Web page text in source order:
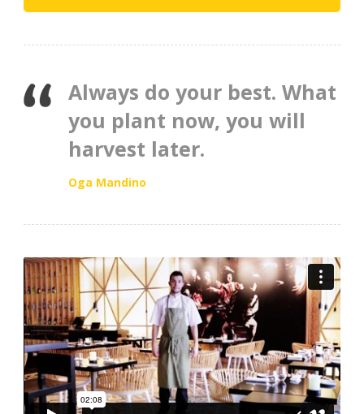
Always do your best. What
you plant now, you will
harvest later.
Oga Mandino